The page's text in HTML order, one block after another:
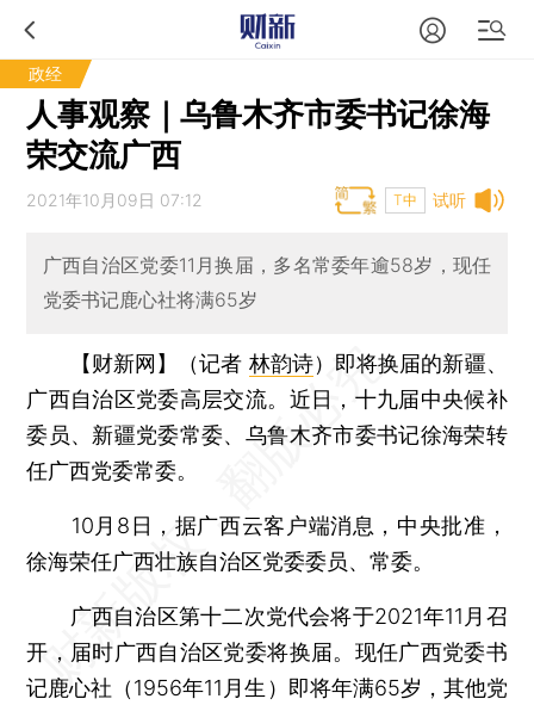
政经
人事观察｜乌鲁木齐市委书记徐海
荣交流广西
试听
2021年10月09日 07:12 T中
广西自治区党委11月换届，多名常委年逾58岁，现任
党委书记鹿心社将满65岁
【财新网】（记者 林韵诗） 即将换届的新疆、
广西自治区党委高层交流。近日，十九届中央候补
委员、新疆党委常委、乌鲁木齐市委书记徐海荣转
任广西党委常委。
10月8日，据广西云客户端消息，中央批准，
徐海荣任广西壮族自治区党委委员、常委。
广西自治区第十二次党代会将于2021年11月召
开，届时广西自治区党委将换届。现任广西党委书
记鹿心社（1956年11月生）即将年满65岁，其他党